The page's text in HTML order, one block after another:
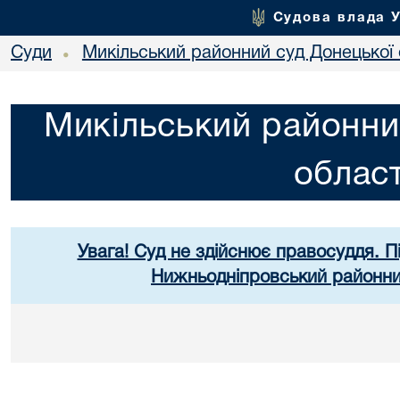
Судова влада
Суди • Микільський районний суд Донецької
Микільський
Увага! Суд не здійснює правосуддя.
Нижньодніпровський